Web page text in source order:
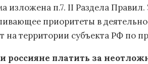
изложена п.7. II Раздела
приоритеты в
на территории субъекта РФ по
россияне платить за